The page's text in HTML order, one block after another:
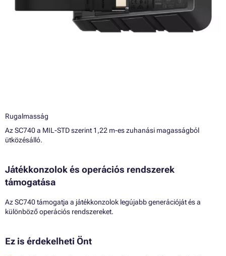
Rugalmasság
Az SC740 a MIL-STD szerint 1,22 m-es zuhanási magasságból
ütközésálló.
Játékkonzolok és operációs rendszerek
támogatása
Az SC740 támogatja a játékkonzolok legújabb generációját és a
különböző operációs rendszereket.
Ez is érdekelheti Önt